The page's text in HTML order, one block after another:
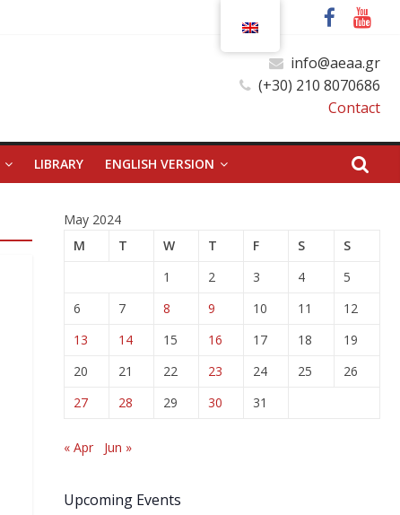
info@aeaa.gr
(+30) 210 8070686
Contact
LIBRARY ENGLISH VERSION
May 2024
M
T W T F S
S
1
2 3 4
5
6
7 8 9 10 11
12
13
14 15 16 17 18
19
20
21 22 23 24 25
26
27
28 29 30 31
« Apr Jun »
Upcoming Events